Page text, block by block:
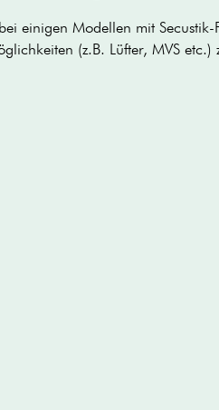
einigen Modellen mit
(z.B. Lüfter, MVS